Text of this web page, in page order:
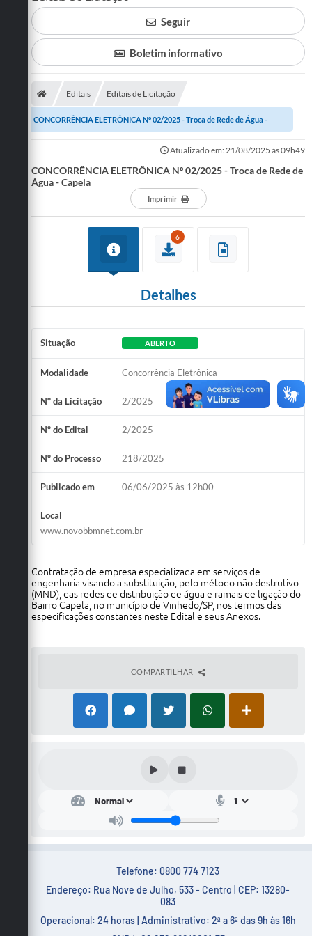
ACESSOS EXTERNOS
Legislação
Seguir
Boletim informativo
Editais Editais de Licitação
CONCORRÊNCIA ELETRÔNICA Nº 02/2025 - Troca de Rede de Água -
Atualizado em: 21/08/2025 às 09h49
CONCORRÊNCIA ELETRÔNICA Nº 02/2025 - Troca de Rede de
Água - Capela
Imprimir
6
Detalhes
Situação ABERTO
Modalidade Concorrência Eletrônica
Nº da Licitação 2/2025
Nº do Edital 2/2025
Nº do Processo 218/2025
Publicado em 06/06/2025 às 12h00
Local
www.novobbmnet.com.br
Contratação de empresa especializada em serviços de
engenharia visando a substituição, pelo método não destrutivo
(MND), das redes de distribuição de água e ramais de ligação do
Bairro Capela, no município de Vinhedo/SP, nos termos das
especificações constantes neste Edital e seus Anexos.
COMPARTILHAR
Telefone: 0800 774 7123
Endereço: Rua Nove de Julho, 533 - Centro | CEP: 13280-
083
Operacional: 24 horas | Administrativo: 2ª a 6ª das 9h às 16h